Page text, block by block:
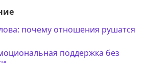
почему отношения рушатся
поддержка без